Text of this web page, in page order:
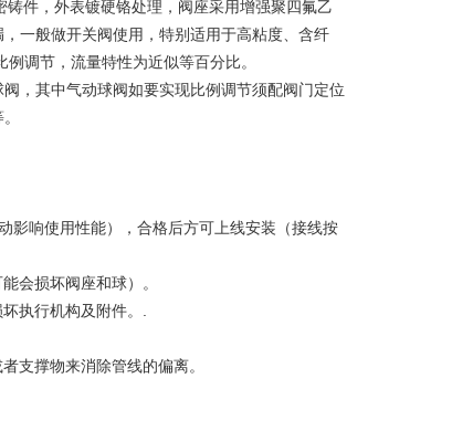
件，外表镀硬铬处理，阀座采用增强聚四氟乙
一般做开关阀使用，特别适用于高粘度、含纤
调节，流量特性为近似等百分比。
，其中气动球阀如要实现比例调节须配阀门定位
影响使用性能），合格后方可上线安装（接线按
会损坏阀座和球）。
执行机构及附件。.
支撑物来消除管线的偏离。